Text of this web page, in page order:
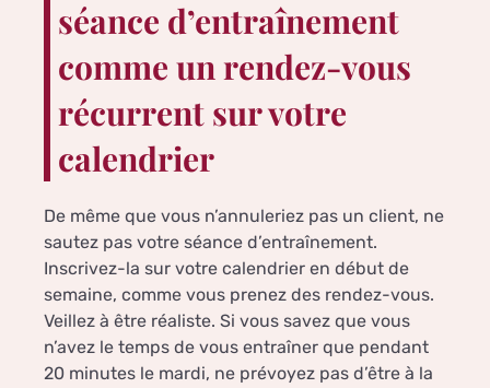
séance d’entraînement
comme un rendez-vous
récurrent sur votre
calendrier
De même que vous n’annuleriez pas un client, ne
sautez pas votre séance d’entraînement.
Inscrivez-la sur votre calendrier en début de
semaine, comme vous prenez des rendez-vous.
Veillez à être réaliste. Si vous savez que vous
n’avez le temps de vous entraîner que pendant
20 minutes le mardi, ne prévoyez pas d’être à la